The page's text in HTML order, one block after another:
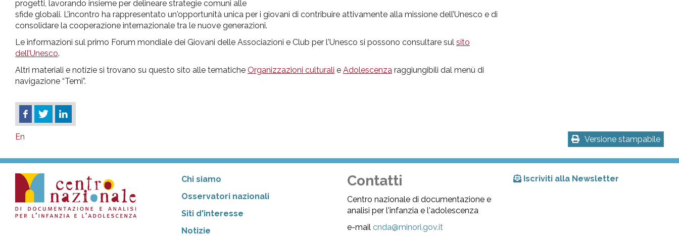
progetti, lavorando insieme per delineare strategie comuni alle
sfide globali. L’incontro ha rappresentato un'opportunità unica per i giovani di contribuire attivamente alla missione dell’Unesco e di
consolidare la cooperazione internazionale tra le nuove generazioni.
Le informazioni sul primo Forum mondiale dei Giovani delle Associazioni e Club per l'Unesco si possono consultare sul sito
dell’Unesco.
Altri materiali e notizie si trovano su questo sito alle tematiche Organizzazioni culturali e Adolescenza raggiungibili dal menù di
navigazione “Temi”.
Versione stampabile
En
Chi siamo
Osservatori nazionali
Siti d'interesse
Notizie
Contatti
Centro nazionale di documentazione e
analisi per l'infanzia e l'adolescenza
e-mailcnda@minori.gov.it
Iscriviti alla Newsletter